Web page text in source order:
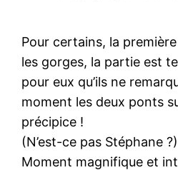
Pour certains, la
les gorges, la partie est
pour eux qu’ils ne
moment les deux ponts
précipice !
(N’est-ce pas Stéphane ?)
Moment magnifique et